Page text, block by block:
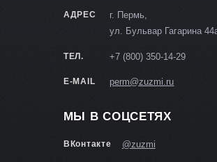
АДРЕС
г. Пермь,
ул. Бульвар Гагарина
ТЕЛ. +7 (800) 350-14-29
E-MAIL perm@zuzmi.ru
МЫ В СОЦСЕТЯХ
ВКонтакте @zuzmi